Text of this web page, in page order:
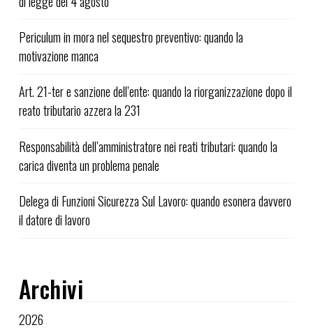
Periculum in mora nel sequestro preventivo: quando la
motivazione manca
Art. 21-ter e sanzione dell’ente: quando la riorganizzazione dopo il
reato tributario azzera la 231
Responsabilità dell’amministratore nei reati tributari: quando la
carica diventa un problema penale
Delega di Funzioni Sicurezza Sul Lavoro: quando esonera davvero
il datore di lavoro
Archivi
2026